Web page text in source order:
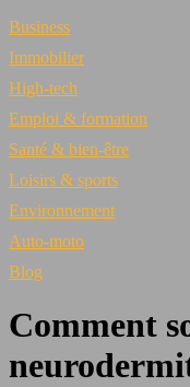
Business
Immobilier
High-tech
Emploi & formation
Santé & bien-être
Loisirs & sports
Environnement
Auto-moto
Blog
Comment